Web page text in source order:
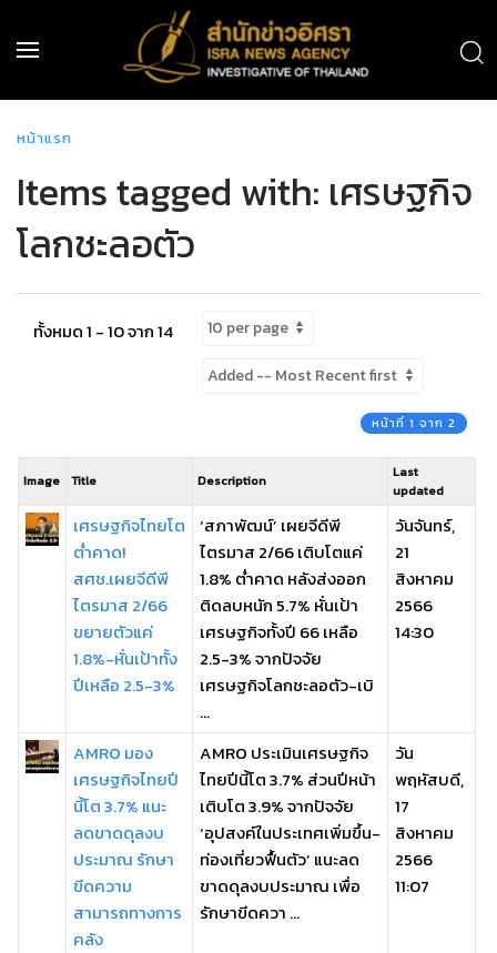
หน้าแรก
Items tagged with: เศรษฐกิจ
โลกชะลอตัว
ทั้งหมด 1 - 10 จาก 14
หน้าที่ 1 จาก 2
Image Title Description
Last
updated
เศรษฐกิจไทยโต
ต่ำคาด!
สศช.เผยจีดีพี
ไตรมาส 2/66
ขยายตัวแค่
1.8%-หั่นเป้าทั้ง
ปีเหลือ 2.5-3%
‘สภาพัฒน์’ เผยจีดีพี
ไตรมาส 2/66 เติบโตแค่
1.8% ต่ำคาด หลังส่งออก
ติดลบหนัก 5.7% หั่นเป้า
เศรษฐกิจทั้งปี 66 เหลือ
2.5-3% จากปัจจัย
เศรษฐกิจโลกชะลอตัว-เบิ
...
วันจันทร์,
21
สิงหาคม
2566
14:30
AMRO มอง
เศรษฐกิจไทยปี
นี้โต 3.7% แนะ
ลดขาดดุลงบ
ประมาณ รักษา
ขีดความ
สามารถทางการ
คลัง
AMRO ประเมินเศรษฐกิจ
ไทยปีนี้โต 3.7% ส่วนปีหน้า
เติบโต 3.9% จากปัจจัย
‘อุปสงค์ในประเทศเพิ่มขึ้น-
ท่องเที่ยวฟื้นตัว’ แนะลด
ขาดดุลงบประมาณ เพื่อ
รักษาขีดควา ...
วัน
พฤหัสบดี,
17
สิงหาคม
2566
11:07